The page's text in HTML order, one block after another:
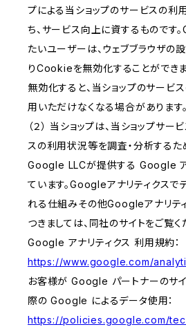
プによる当ショップのサービスの利
ち、サービス向上に資するものです
たいユーザーは、ウェブブラウザの
りCookieを無効化することができ
無効化すると、当ショップのサービ
用いただけなくなる場合があります。
（２） 当ショップは、当ショップサ
スの利用状況等を調査・分析するた
Google LLCが提供する Google ア
ています。Googleアナリティクスで
れる仕組みその他Googleアナリテ
つきましては、同社のサイトをご覧く
Google アナリティクス 利用規約：
https://www.google.com/
お客様が Google パートナーのサ
際の Google によるデータ使用：
https://policies.google.com/